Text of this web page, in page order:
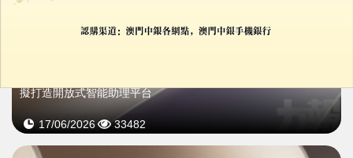
擬打造開放式智能助理平台
17/06/2026 33482